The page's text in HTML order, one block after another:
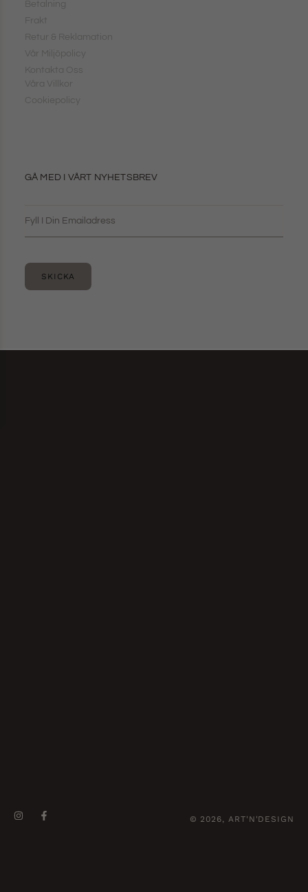
Betalning
Frakt
Retur & Reklamation
Vår Miljöpolicy
Kontakta Oss
Våra Villkor
Cookiepolicy
GÅ MED I VÅRT NYHETSBREV
SKICKA
© 2026, ART'N'DESIGN